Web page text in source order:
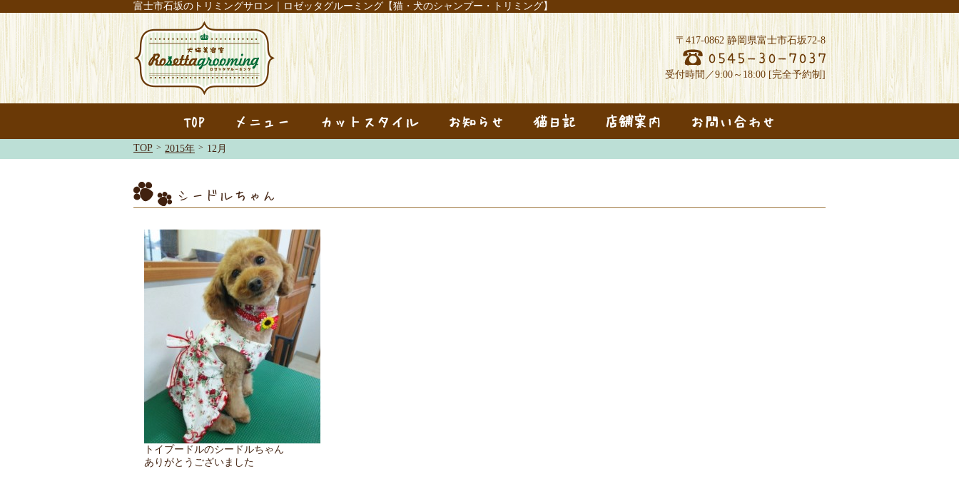
富士市石坂のトリミングサロン｜ロゼッタグルーミング【猫・犬のシャンプー・トリミング】
〒417-0862 静岡県富士市石坂72-8
受付時間／9:00～18:00 [完全予約制]
TOP メニュー カットスタイル お知らせ 猫日記 店舗案内 お問い合わせ
TOP > 2015年 > 12月
シードルちゃん
トイプードルのシードルちゃん
ありがとうございました